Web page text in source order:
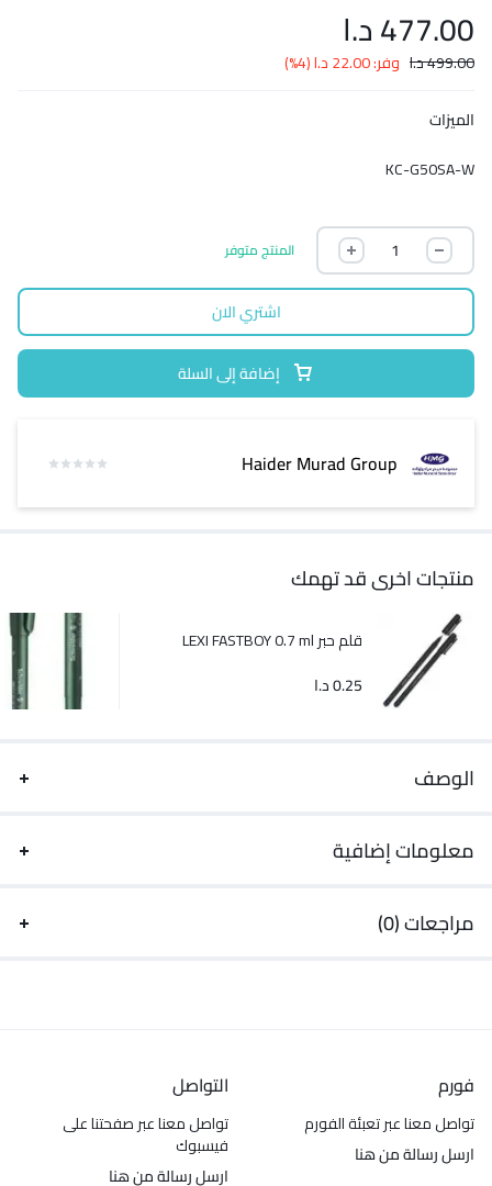
477.00د.ا
499.00د.ا وفر:22.00د.ا(4%)
الميزات
KC-G50SA-W
المنتج متوفر
إضافة إلى السلة
اشتري الان
Haider Murad Group
منتجات اخرى قد تهمك
قلم حبر LEXI FASTBOY 0.7 ml
0.25د.ا
الوصف
معلومات إضافية
مراجعات (0)
فورم
تواصل معنا عبر تعبئة الفورم
ارسل رسالة من هنا
التواصل
تواصل معنا عبر صفحتنا على
فيسبوك
ارسل رسالة من هنا